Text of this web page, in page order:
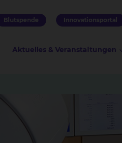
Blutspende Innovationsportal
Aktuelles & Veranstaltungen